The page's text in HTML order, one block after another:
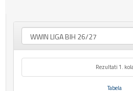
Rezultati 1.
Tabela